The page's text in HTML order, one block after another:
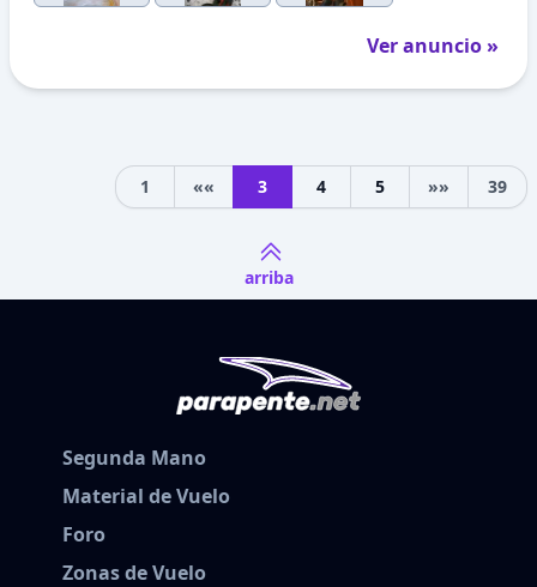
Ver anuncio »
1 Previous
«« 3 4 5 Next
»» 39
arriba
Segunda Mano
Material de Vuelo
Foro
Zonas de Vuelo